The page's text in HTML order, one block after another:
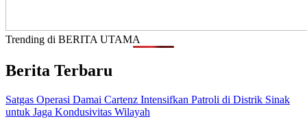
Trending di BERITA UTAMA
Berita Terbaru
Satgas Operasi Damai Cartenz Intensifkan Patroli di Distrik Sinak
untuk Jaga Kondusivitas Wilayah